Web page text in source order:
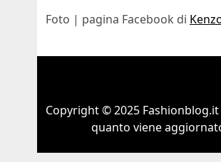
Foto | pagina Facebook di
Copyright © 2025
quanto viene